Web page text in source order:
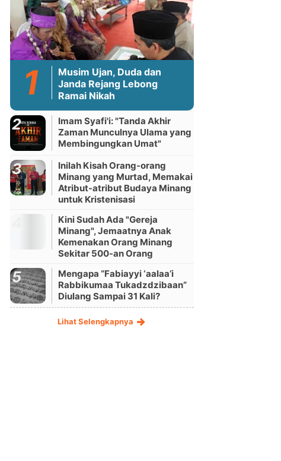
Musim Ujan, Duda dan
Janda Rejang Lebong
Ramai Nikah
Imam Syafi'i: "Tanda Akhir
Zaman Munculnya Ulama yang
Membingungkan Umat"
Inilah Kisah Orang-orang
Minang yang Murtad, Memakai
Atribut-atribut Budaya Minang
untuk Kristenisasi
Kini Sudah Ada "Gereja
Minang", Jemaatnya Anak
Kemenakan Orang Minang
Sekitar 500-an Orang
Mengapa “Fabiayyi ‘aalaa’i
Rabbikumaa Tukadzdzibaan”
Diulang Sampai 31 Kali?
Lihat Selengkapnya